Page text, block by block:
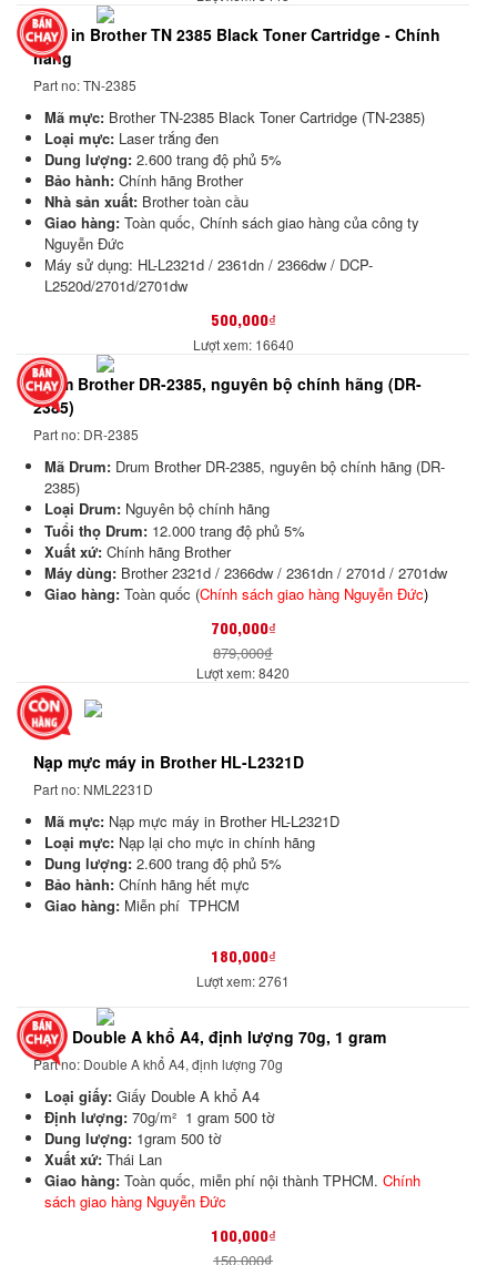
Mực in Brother TN 2385 Black Toner Cartridge - Chính
hãng
Part no: TN-2385
Mã mực: Brother TN-2385 Black Toner Cartridge (TN-2385)
Loại mực: Laser trắng đen
Dung lượng: 2.600 trang độ phủ 5%
Bảo hành: Chính hãng Brother
Nhà sản xuất: Brother toàn cầu
Giao hàng: Toàn quốc, Chính sách giao hàng của công ty
Nguyễn Đức
Máy sử dụng: HL-L2321d / 2361dn / 2366dw / DCP-
L2520d/2701d/2701dw
500,000₫
Lượt xem: 16640
Drum Brother DR-2385, nguyên bộ chính hãng (DR-
2385)
Part no: DR-2385
Mã Drum: Drum Brother DR-2385, nguyên bộ chính hãng (DR-
2385)
Loại Drum: Nguyên bộ chính hãng
Tuổi thọ Drum: 12.000 trang độ phủ 5%
Xuất xứ: Chính hãng Brother
Máy dùng: Brother 2321d / 2366dw / 2361dn / 2701d / 2701dw
Giao hàng: Toàn quốc (Chính sách giao hàng Nguyễn Đức)
700,000₫
879,000₫
Lượt xem: 8420
Nạp mực máy in Brother HL-L2321D
Part no: NML2231D
Mã mực: Nạp mực máy in Brother HL-L2321D
Loại mực: Nạp lại cho mực in chính hãng
Dung lượng: 2.600 trang độ phủ 5%
Bảo hành: Chính hãng hết mực
Giao hàng: Miễn phí TPHCM
180,000₫
Lượt xem: 2761
Giấy Double A khổ A4, định lượng 70g, 1 gram
Part no: Double A khổ A4, định lượng 70g
Loại giấy: Giấy Double A khổ A4
Định lượng: 70g/m² 1 gram 500 tờ
Dung lượng: 1gram 500 tờ
Xuất xứ: Thái Lan
Giao hàng: Toàn quốc, miễn phí nội thành TPHCM. Chính
sách giao hàng Nguyễn Đức
100,000₫
150,000₫